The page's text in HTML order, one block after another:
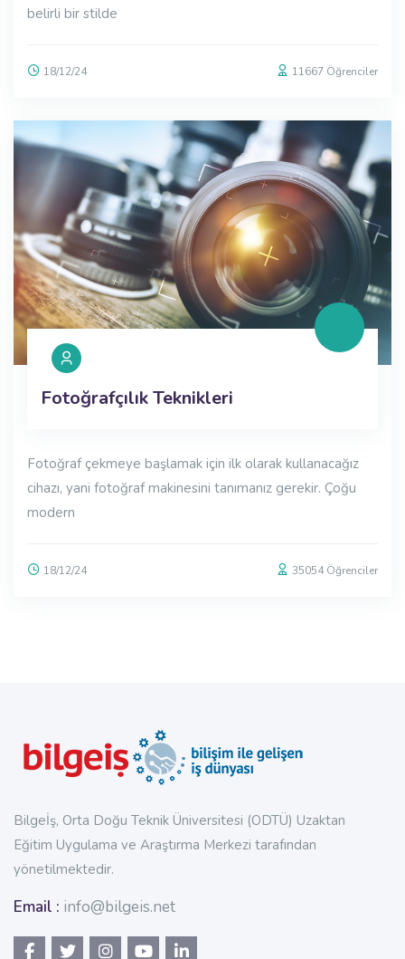
belirli bir stilde
18/12/24 11667 Öğrenciler
Fotoğrafçılık Teknikleri
Fotoğraf çekmeye başlamak için ilk olarak kullanacağız
cihazı, yani fotoğraf makinesini tanımanız gerekir. Çoğu
modern
18/12/24 35054 Öğrenciler
Bilgeİş, Orta Doğu Teknik Üniversitesi (ODTÜ) Uzaktan
Eğitim Uygulama ve Araştırma Merkezi tarafından
yönetilmektedir.
Email : info@bilgeis.net